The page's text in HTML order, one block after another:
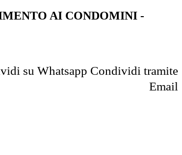
AI CONDOMINI -
su Whatsapp Condividi tramite
Email